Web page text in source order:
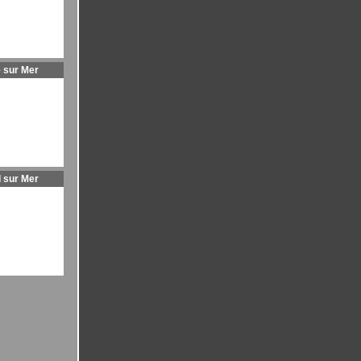
sur Mer
sur Mer